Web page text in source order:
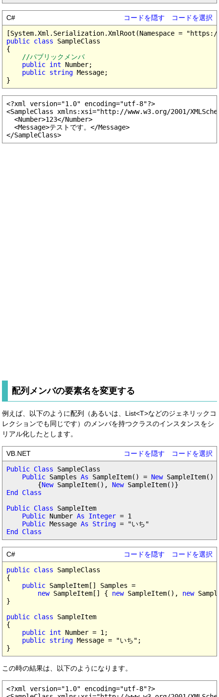
C# コードを隠す コードを選択
public class SampleClass
{
//パブリックメンバ
public int Number;
public string Message;
<?xml version="1.0" encoding="utf-8"?>
<SampleClass xmlns:xsi="http://www.w3.org/2001/
  <Number>123</Number>
  <Message>テストです。</Message>
配列メンバの要素名を変更する
例えば、以下のように配列（あるいは、List<T>などのジェネリックコ
レクションでも同じです）のメンバを持つクラスのインスタンスをシ
リアル化したとします。
VB.NET コードを隠す
コードを選択
Public Class SampleClass
Public Samples As SampleItem() = New SampleItem()
        {
New SampleItem(), New
End Class
Public Class SampleItem
Public Number As Integer = 1
Public Message As String
End Class
C# コードを隠す
コードを選択
public class SampleClass
{
public SampleItem[] Samples =
new SampleItem[] { new SampleItem(), new
}
public class SampleItem
{
public int Number = 1;
public string Message = "いち";
この時の結果は、以下のようになります。
<?xml version="1.0" encoding="utf-8"?>